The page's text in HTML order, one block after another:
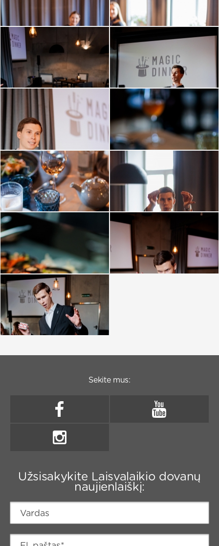
Sekite mus:
Užsisakykite Laisvalaikio dovanų
naujienlaiškį: